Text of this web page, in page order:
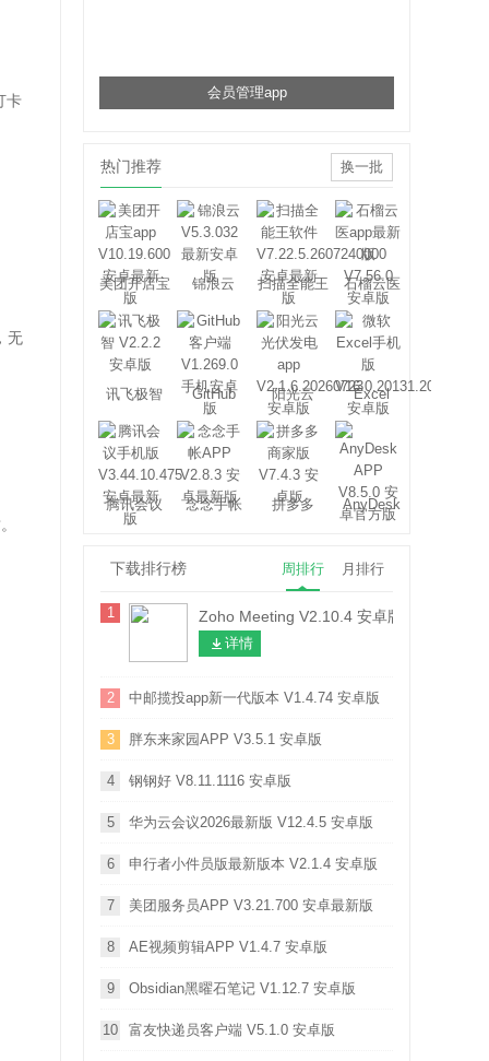
卡
无
会员管理app
热门推荐 换一批
美团开店宝 锦浪云 扫描全能王 石榴云医
讯飞极智 GitHub 阳光云 Excel
腾讯会议 念念手帐 拼多多 AnyDesk
下载排行榜 周排行 月排行
1 Zoho Meeting V2.10.4 安卓版
详情
2 中邮揽投app新一代版本 V1.4.74 安卓版
3 胖东来家园APP V3.5.1 安卓版
4 钢钢好 V8.11.1116 安卓版
5 华为云会议2026最新版 V12.4.5 安卓版
6 申行者小件员版最新版本 V2.1.4 安卓版
7 美团服务员APP V3.21.700 安卓最新版
8 AE视频剪辑APP V1.4.7 安卓版
9 Obsidian黑曜石笔记 V1.12.7 安卓版
10 富友快递员客户端 V5.1.0 安卓版